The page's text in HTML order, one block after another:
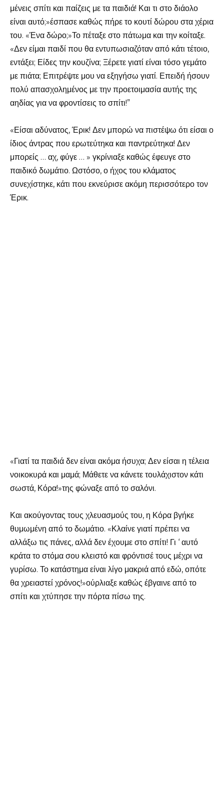
μένεις σπίτι και παίζεις με τα παιδιά! Και τι στο διάολο
είναι αυτό;»έσπασε καθώς πήρε το κουτί δώρου στα χέρια
του. «Ένα δώρο;»Το πέταξε στο πάτωμα και την κοίταξε.
«Δεν είμαι παιδί που θα εντυπωσιαζόταν από κάτι τέτοιο,
εντάξει; Είδες την κουζίνα; Ξέρετε γιατί είναι τόσο γεμάτο
με πιάτα; Επιτρέψτε μου να εξηγήσω γιατί. Επειδή ήσουν
πολύ απασχολημένος με την προετοιμασία αυτής της
αηδίας για να φροντίσεις το σπίτι!”
«Είσαι αδύνατος, Έρικ! Δεν μπορώ να πιστέψω ότι είσαι ο
ίδιος άντρας που ερωτεύτηκα και παντρεύτηκα! Δεν
μπορείς … αχ, φύγε … » γκρίνιαξε καθώς έφευγε στο
παιδικό δωμάτιο. Ωστόσο, ο ήχος του κλάματος
συνεχίστηκε, κάτι που εκνεύρισε ακόμη περισσότερο τον
Έρικ.
«Γιατί τα παιδιά δεν είναι ακόμα ήσυχα; Δεν είσαι η τέλεια
νοικοκυρά και μαμά; Μάθετε να κάνετε τουλάχιστον κάτι
σωστά, Κόρα!»της φώναξε από το σαλόνι.
Και ακούγοντας τους χλευασμούς του, η Κόρα βγήκε
θυμωμένη από το δωμάτιο. «Κλαίνε γιατί πρέπει να
αλλάξω τις πάνες, αλλά δεν έχουμε στο σπίτι! Γι ‘ αυτό
κράτα το στόμα σου κλειστό και φρόντισέ τους μέχρι να
γυρίσω. Το κατάστημα είναι λίγο μακριά από εδώ, οπότε
θα χρειαστεί χρόνος!»ούρλιαξε καθώς έβγαινε από το
σπίτι και χτύπησε την πόρτα πίσω της.